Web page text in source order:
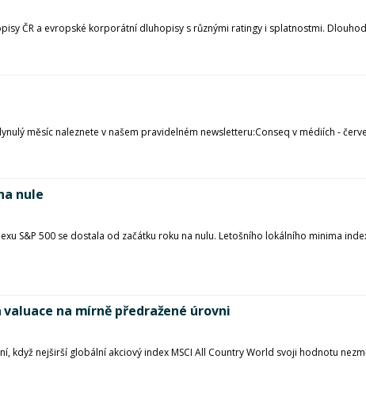
ČR a evropské korporátní dluhopisy s různými ratingy i splatnostmi.
měsíc naleznete v našem pravidelném newsletteru:Conseq v médiích -
nule
S&P 500 se dostala od začátku roku na nulu. Letošního lokálního minima
valuace na mírně předražené úrovni
když nejširší globální akciový index MSCI All Country World svoji hodnotu